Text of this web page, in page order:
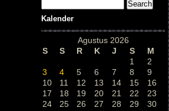
Kalender
Agustus 2026
S
S R K J S
M
1
2
3
4 5 6 7 8
9
10
11 12 13 14 15
16
17
18 19 20 21 22
23
24
25 26 27 28 29
30